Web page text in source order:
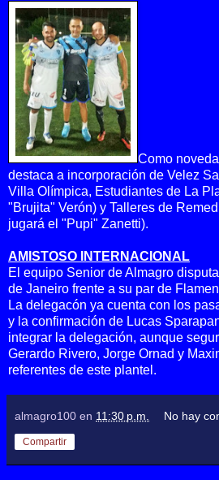
Como
destaca a incorporación de Velez
Villa Olímpica, Estudiantes de La
"Brujita" Verón) y Talleres de
jugará el "Pupi" Zanetti).
AMISTOSO INTERNACIONAL
El equipo Senior de Almagro
de Janeiro frente a su par de
La delegacón ya cuenta con los
y la confirmación de Lucas
integrar la delegación, aunque
Gerardo Rivero, Jorge Ornad y
referentes de este plantel.
almagro100 en 11:30 p.m. No hay
Compartir